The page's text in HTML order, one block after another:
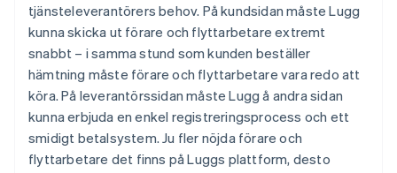
tjänsteleverantörers behov. På kundsidan måste Lugg
kunna skicka ut förare och flyttarbetare extremt
snabbt – i samma stund som kunden beställer
hämtning måste förare och flyttarbetare vara redo att
köra. På leverantörssidan måste Lugg å andra sidan
kunna erbjuda en enkel registreringsprocess och ett
smidigt betalsystem. Ju fler nöjda förare och
flyttarbetare det finns på Luggs plattform, desto